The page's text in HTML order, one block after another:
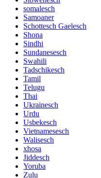
somalesch
Samoaner
Schottesch Gaelesch
Shona
Sindhi
Sundanesesch
Swahili
Tadschikesch
Tamil
Telugu
Thai
Ukrainesch
Urdu
Usbekesch
Vietnamesesch
Walisesch
xhosa
Jiddesch
Yoruba
Zulu